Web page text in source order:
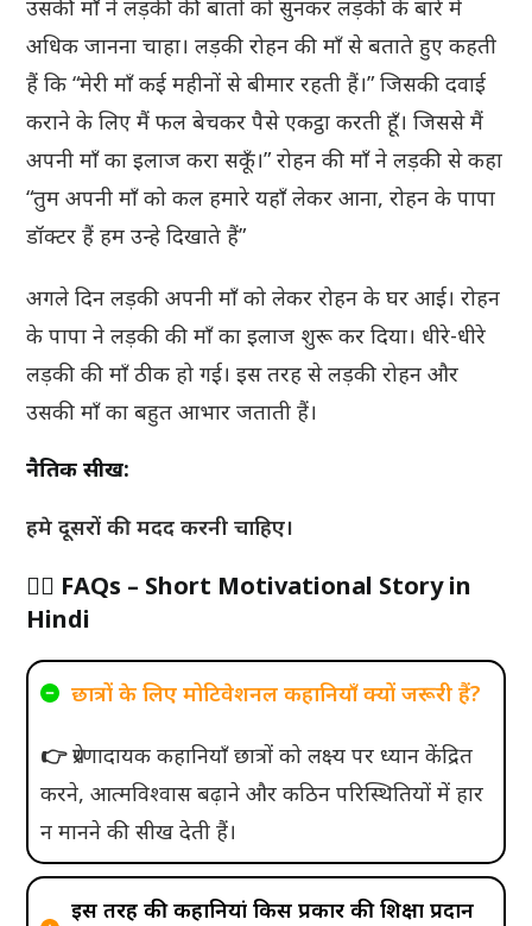
उसकी माँ ने लड़की की बातों को सुनकर लड़की के बारें में
अधिक जानना चाहा। लड़की रोहन की माँ से बताते हुए कहती
हैं कि “मेरी माँ कई महीनों से बीमार रहती हैं।” जिसकी दवाई
कराने के लिए मैं फल बेचकर पैसे एकट्ठा करती हूँ। जिससे मैं
अपनी माँ का इलाज करा सकूँ।” रोहन की माँ ने लड़की से कहा
“तुम अपनी माँ को कल हमारे यहाँ लेकर आना, रोहन के पापा
डॉक्टर हैं हम उन्हे दिखाते हैं”
अगले दिन लड़की अपनी माँ को लेकर रोहन के घर आई। रोहन
के पापा ने लड़की की माँ का इलाज शुरू कर दिया। धीरे-धीरे
लड़की की माँ ठीक हो गई। इस तरह से लड़की रोहन और
उसकी माँ का बहुत आभार जताती हैं।
नैतिक सीख:
हमे दूसरों की मदद करनी चाहिए।
🙋‍♂️ FAQs – Short Motivational Story in
Hindi
छात्रों के लिए मोटिवेशनल कहानियाँ क्यों जरूरी हैं?
👉प्रेरणादायक कहानियाँ छात्रों को लक्ष्य पर ध्यान केंद्रित
करने, आत्मविश्वास बढ़ाने और कठिन परिस्थितियों में हार
न मानने की सीख देती हैं।
इस तरह की कहानियां किस प्रकार की शिक्षा प्रदान